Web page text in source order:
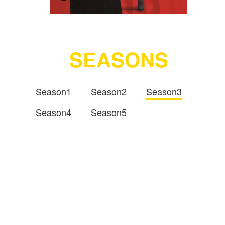
SEASONS
Season1 Season2
Season3
Season4
Season5